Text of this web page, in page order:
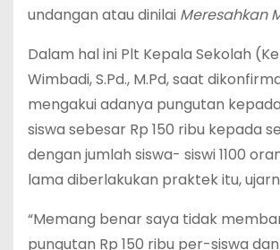
undangan atau dinilai Meresahkan
Dalam hal ini Plt Kepala Sekolah
Wimbadi, S.Pd., M.Pd, saat
mengakui adanya pungutan
siswa sebesar Rp 150 ribu kepada
dengan jumlah siswa- siswi 1100
lama diberlakukan praktek itu,
“Memang benar saya tidak
pungutan Rp 150 ribu per-siswa